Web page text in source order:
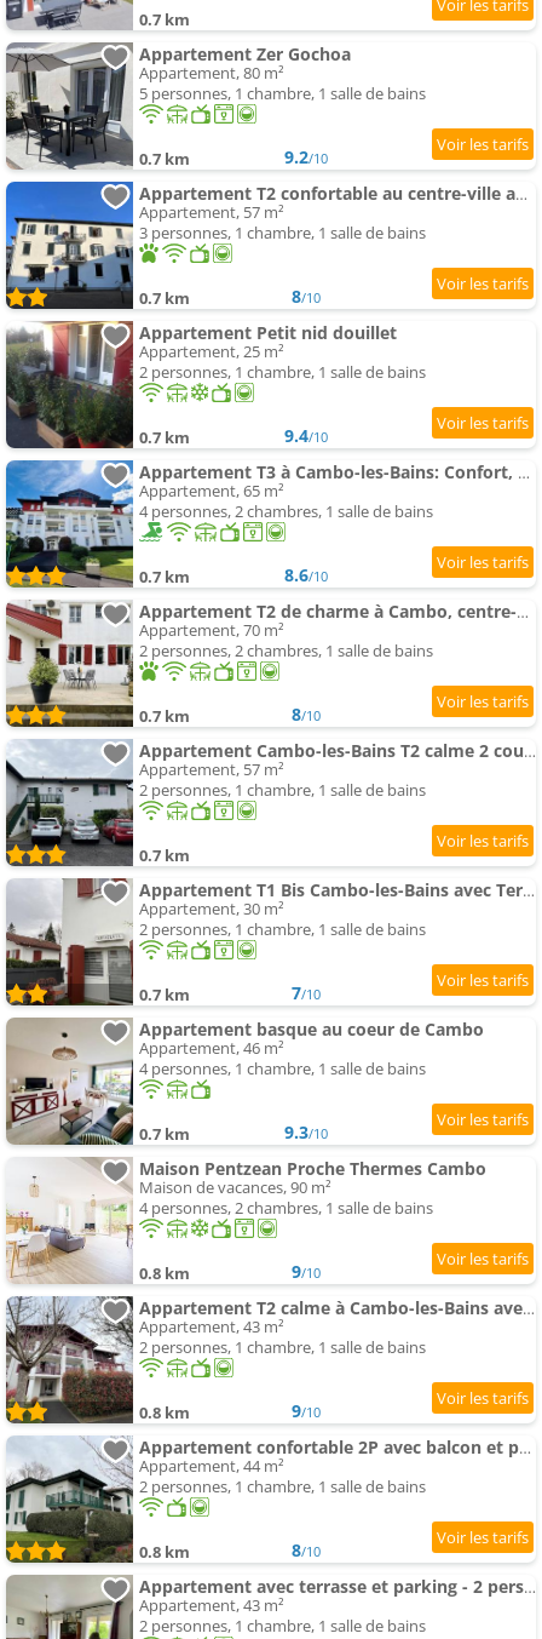
0.7 km
Appartement Zer Gochoa
Appartement, 80 m²
5 personnes, 1 chambre, 1 salle de bains
0.7 km 9.2/10
Appartement T2 confortable au centre-ville avec animaux admis et Wi-Fi - FR-1-495-79
Appartement, 57 m²
3 personnes, 1 chambre, 1 salle de bains
0.7 km 8/10
Appartement Petit nid douillet
Appartement, 25 m²
2 personnes, 1 chambre, 1 salle de bains
0.7 km 9.4/10
Appartement T3 à Cambo-les-Bains: Confort, animaux acceptés, parking - FR-1-495-20
Appartement, 65 m²
4 personnes, 2 chambres, 1 salle de bains
0.7 km 8.6/10
Appartement T2 de charme à Cambo, centre-ville, petite terrasse, Internet, animaux admis - FR-1-495-
Appartement, 70 m²
2 personnes, 2 chambres, 1 salle de bains
0.7 km 8/10
Appartement Cambo-les-Bains T2 calme 2 couchages avec parking - FR-1-495-58
Appartement, 57 m²
2 personnes, 1 chambre, 1 salle de bains
0.7 km
Appartement T1 Bis Cambo-les-Bains avec Terrasse et Accès Internet - FR-1-495-94
Appartement, 30 m²
2 personnes, 1 chambre, 1 salle de bains
0.7 km 7/10
Appartement basque au coeur de Cambo
Appartement, 46 m²
4 personnes, 1 chambre, 1 salle de bains
0.7 km 9.3/10
Maison Pentzean Proche Thermes Cambo
Maison de vacances, 90 m²
4 personnes, 2 chambres, 1 salle de bains
0.8 km 9/10
Appartement T2 calme à Cambo-les-Bains avec parking et internet - FR-1-495-103
Appartement, 43 m²
2 personnes, 1 chambre, 1 salle de bains
0.8 km 9/10
Appartement confortable 2P avec balcon et parking à Cambo-les-Bains - FR-1-495-133
Appartement, 44 m²
2 personnes, 1 chambre, 1 salle de bains
0.8 km 8/10
Appartement avec terrasse et parking - 2 pers. - FR-1-495-160
Appartement, 43 m²
2 personnes, 1 chambre, 1 salle de bains